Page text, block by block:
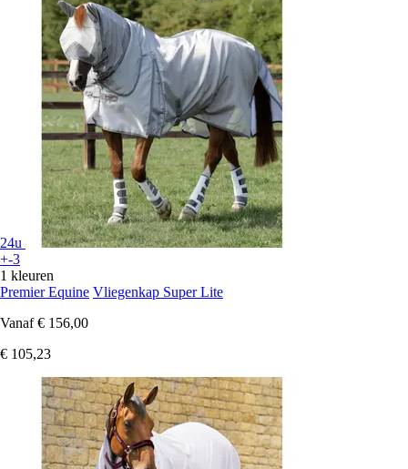
24u
+-3
1 kleuren
Premier Equine Vliegenkap Super Lite
Vanaf € 156,00
€ 105,23